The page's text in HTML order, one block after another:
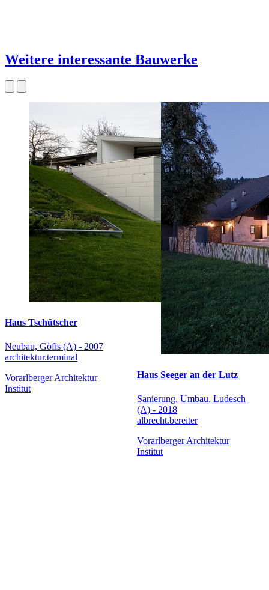
Weitere interessante Bauwerke
Haus Tschütscher
Neubau, Göfis (A) - 2007
architektur.terminal
Vorarlberger Architektur
Institut
Haus Seeger an der Lutz
Sanierung, Umbau, Ludesch
(A) - 2018
albrecht.bereiter
Vorarlberger Architektur
Institut